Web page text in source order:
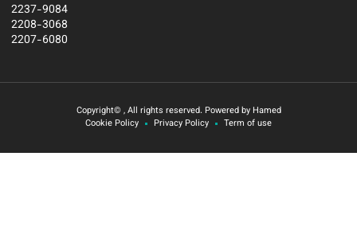
2237-9084
2208-3068
2207-6080
Copyright© , All rights reserved. Powered by Hamed
Term of use
Privacy Policy
Cookie Policy